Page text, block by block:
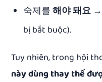
숙제를해야 돼요→
bị bắt buộc).
Tuy nhiên, trong hội
này dùng thay thế